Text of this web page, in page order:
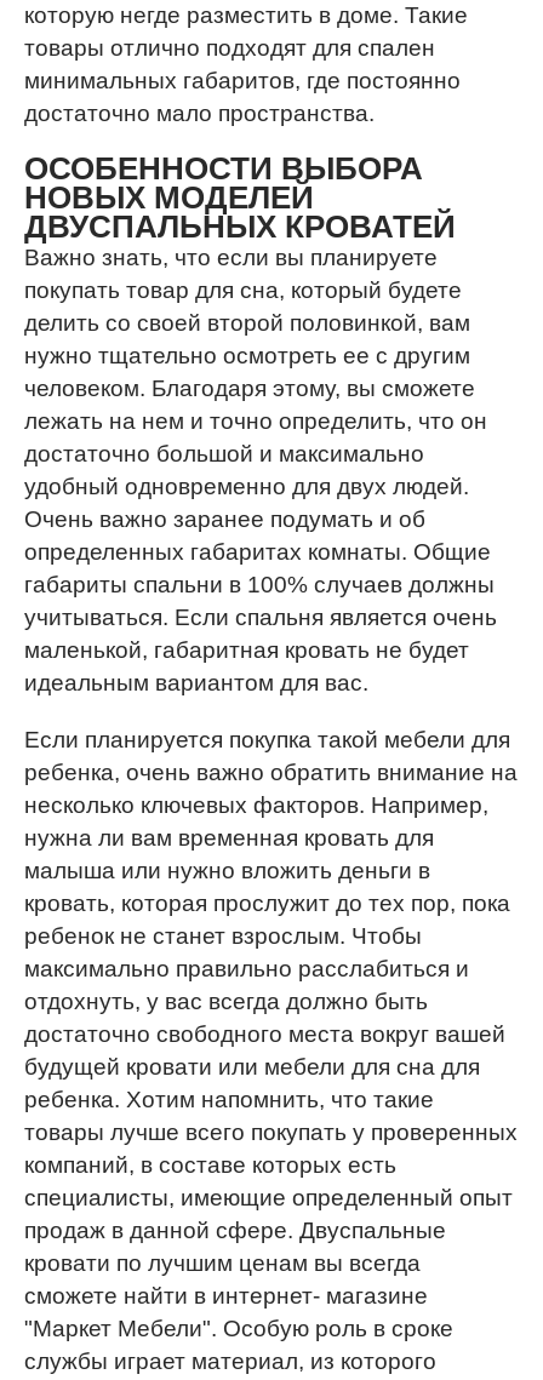
которую негде разместить в доме. Такие
товары отлично подходят для спален
минимальных габаритов, где постоянно
достаточно мало пространства.
ОСОБЕННОСТИ ВЫБОРА
НОВЫХ МОДЕЛЕЙ
ДВУСПАЛЬНЫХ КРОВАТЕЙ
Важно знать, что если вы планируете
покупать товар для сна, который будете
делить со своей второй половинкой, вам
нужно тщательно осмотреть ее с другим
человеком. Благодаря этому, вы сможете
лежать на нем и точно определить, что он
достаточно большой и максимально
удобный одновременно для двух людей.
Очень важно заранее подумать и об
определенных габаритах комнаты. Общие
габариты спальни в 100% случаев должны
учитываться. Если спальня является очень
маленькой, габаритная кровать не будет
идеальным вариантом для вас.
Если планируется покупка такой мебели для
ребенка, очень важно обратить внимание на
несколько ключевых факторов. Например,
нужна ли вам временная кровать для
малыша или нужно вложить деньги в
кровать, которая прослужит до тех пор, пока
ребенок не станет взрослым. Чтобы
максимально правильно расслабиться и
отдохнуть, у вас всегда должно быть
достаточно свободного места вокруг вашей
будущей кровати или мебели для сна для
ребенка. Хотим напомнить, что такие
товары лучше всего покупать у проверенных
компаний, в составе которых есть
специалисты, имеющие определенный опыт
продаж в данной сфере. Двуспальные
кровати по лучшим ценам вы всегда
сможете найти в интернет- магазине
"Маркет Мебели". Особую роль в сроке
службы играет материал, из которого